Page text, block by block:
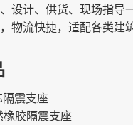
、设计、供货、现场指导
，物流快捷，适配各类建
隔震支座
橡胶隔震支座